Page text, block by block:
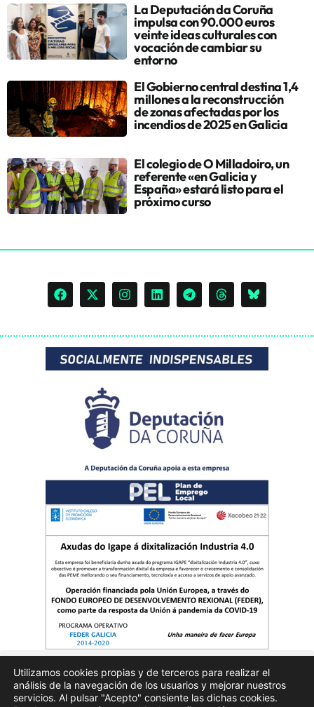
La Deputación da Coruña
impulsa con 90.000 euros
veinte ideas culturales con
vocación de cambiar su
entorno
El Gobierno central destina 1,4
millones a la reconstrucción
de zonas afectadas por los
incendios de 2025 en Galicia
El colegio de O Milladoiro, un
referente «en Galicia y
España» estará listo para el
próximo curso
Quienes somos Publicidad Aviso Legal Politicas de privacidad
Utilizamos cookies propias y de terceros para realizar el
análisis de la navegación de los usuarios y mejorar nuestros
servicios. Al pulsar "Acepto" consiente las dichas cookies.